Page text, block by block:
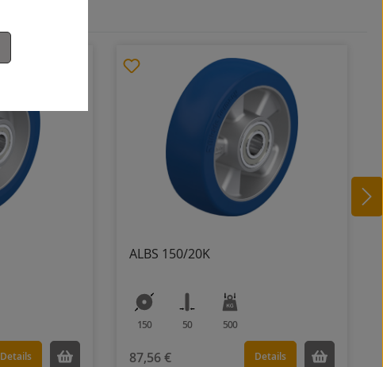
Details
ALBS 150/20K
150 50 500
87,56 € Details